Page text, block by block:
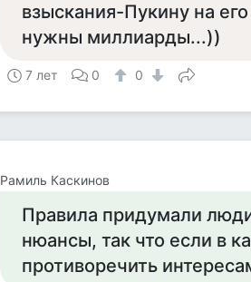
взыскания-Пукину на
нужны миллиарды...))
7 лет 0 0
Рамиль Каскинов
Правила придумали
нюансы, так что если в
противоречить